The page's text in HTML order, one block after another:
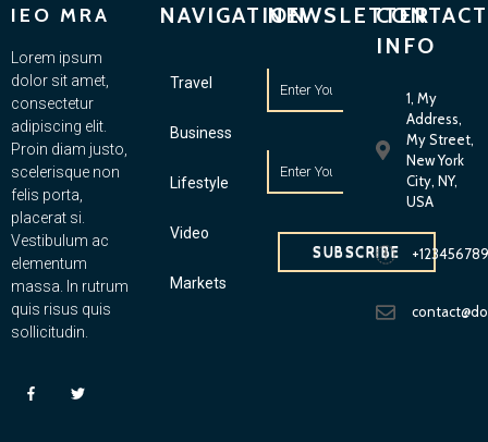
IEO MRA
Lorem ipsum
dolor sit amet,
consectetur
adipiscing elit.
Proin diam justo,
scelerisque non
felis porta,
placerat si.
Vestibulum ac
elementum
massa. In rutrum
quis risus quis
sollicitudin.
NAVIGATION
Travel
Business
Lifestyle
Video
Markets
NEWSLETTER
SUBSCRIBE
CONTACT
INFO
1, My
Address,
My Street,
New York
City, NY,
USA